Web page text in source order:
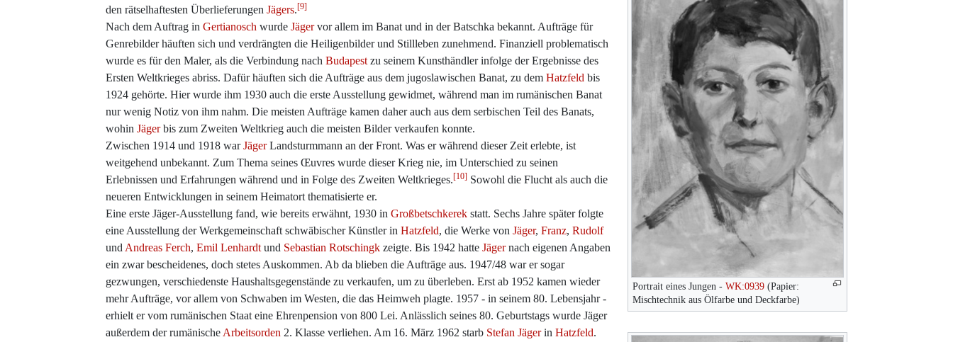
Portrait eines Jungen - WK:0939 (Papier:
Mischtechnik aus Ölfarbe und Deckfarbe)
den rätselhaftesten Überlieferungen Jägers.[9]
Nach dem Auftrag in Gertianosch wurde Jägervor allem im Banat und in der Batschka bekannt. Aufträge für
Genrebilder häuften sich und verdrängten die Heiligenbilder und Stillleben zunehmend. Finanziell problematisch
wurde es für den Maler, als die Verbindung nach Budapest zu seinem Kunsthändler infolge der Ergebnisse des
Ersten Weltkrieges abriss. Dafür häuften sich die Aufträge aus dem jugoslawischen Banat, zu dem Hatzfeld bis
1924 gehörte. Hier wurde ihm 1930 auch die erste Ausstellung gewidmet, während man im rumänischen Banat
nur wenig Notiz von ihm nahm. Die meisten Aufträge kamen daher auch aus dem serbischen Teil des Banats,
wohin Jägerbis zum Zweiten Weltkrieg auch die meisten Bilder verkaufen konnte.
Zwischen 1914 und 1918 warJägerLandsturmmann an der Front. Was er während dieser Zeit erlebte, ist
weitgehend unbekannt. Zum Thema seines Œuvres wurde dieser Krieg nie, im Unterschied zu seinen
Erlebnissen und Erfahrungen während und in Folge des Zweiten Weltkrieges.[10] Sowohl die Flucht als auch die
neueren Entwicklungen in seinem Heimatort thematisierte er.
Eine erste Jäger-Ausstellung fand, wie bereits erwähnt, 1930 in Großbetschkerek statt. Sechs Jahre später folgte
eine Ausstellung der Werkgemeinschaft schwäbischer Künstler in Hatzfeld, die Werke von Jäger, Franz, Rudolf
und Andreas Ferch, Emil Lenhardt und Sebastian Rotschingk zeigte. Bis 1942 hatte Jägernach eigenen Angaben
ein zwar bescheidenes, doch stetes Auskommen. Ab da blieben die Aufträge aus. 1947/48 war er sogar
gezwungen, verschiedenste Haushaltsgegenstände zu verkaufen, um zu überleben. Erst ab 1952 kamen wieder
mehr Aufträge, vor allem von Schwaben im Westen, die das Heimweh plagte. 1957 - in seinem 80. Lebensjahr -
erhielt er vom rumänischen Staat eine Ehrenpension von 800 Lei. Anlässlich seines 80. Geburtstags wurde Jäger
außerdem der rumänische Arbeitsorden 2. Klasse verliehen. Am 16. März 1962 starb Stefan Jägerin Hatzfeld.